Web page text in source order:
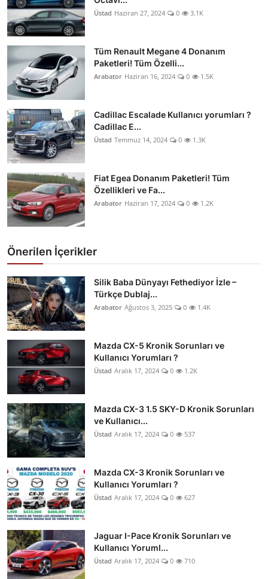
Üstad Haziran 27, 2024 0 3.1K
Tüm Renault Megane 4 Donanım
Paketleri! Tüm Özelli...
Arabator Haziran 16, 2024 0 1.5K
Cadillac Escalade Kullanıcı yorumları ?
Cadillac E...
Üstad Temmuz 14, 2024 0 1.3K
Fiat Egea Donanım Paketleri! Tüm
Özellikleri ve Fa...
Arabator Haziran 17, 2024 0 1.2K
Önerilen İçerikler
Silik Baba Dünyayı Fethediyor İzle –
Türkçe Dublaj...
Arabator Ağustos 3, 2025 0 1.4K
Mazda CX-5 Kronik Sorunları ve
Kullanıcı Yorumları ?
Üstad Aralık 17, 2024 0 1.2K
Mazda CX-3 1.5 SKY-D Kronik Sorunları
ve Kullanıcı...
Üstad Aralık 17, 2024 0 537
Mazda CX-3 Kronik Sorunları ve
Kullanıcı Yorumları ?
Üstad Aralık 17, 2024 0 627
Jaguar I-Pace Kronik Sorunları ve
Kullanıcı Yoruml...
Üstad Aralık 17, 2024 0 710